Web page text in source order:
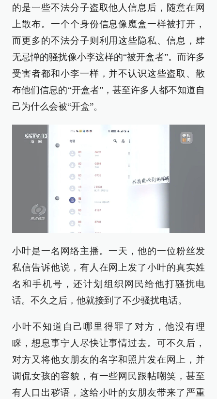
的是一些不法分子盗取他人信息后，随意在网
上散布。一个个身份信息像魔盒一样被打开，
而更多的不法分子则利用这些隐私、信息，肆
无忌惮的骚扰像小李这样的“被开盒者”。而许多
受害者都和小李一样，并不认识这些盗取、散
布他们信息的“开盒者”，甚至许多人都不知道自
己为什么会被“开盒”。
小叶是一名网络主播。一天，他的一位粉丝发
私信告诉他说，有人在网上发了小叶的真实姓
名和手机号，还计划组织网民给他打骚扰电
话。不久之后，他就接到了不少骚扰电话。
小叶不知道自己哪里得罪了对方，他没有理
睬，想息事宁人尽快让事情过去。可不久后，
对方又将他女朋友的名字和照片发在网上，并
调侃女孩的容貌，有一些网民跟帖嘲笑，甚至
有人口出秽语，这给小叶的女朋友带来了严重